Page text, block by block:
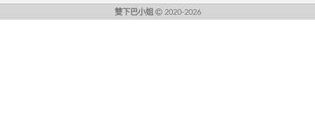
雙下巴小姐 2020-2026